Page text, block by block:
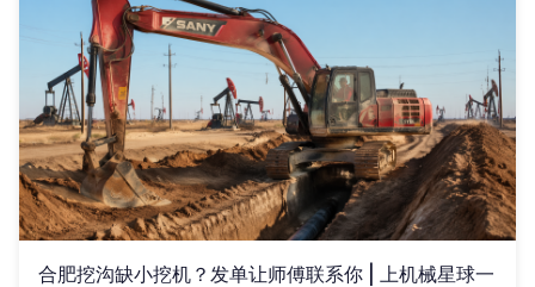
合肥挖沟缺小挖机？发单让师傅联系你 | 上机械星球一